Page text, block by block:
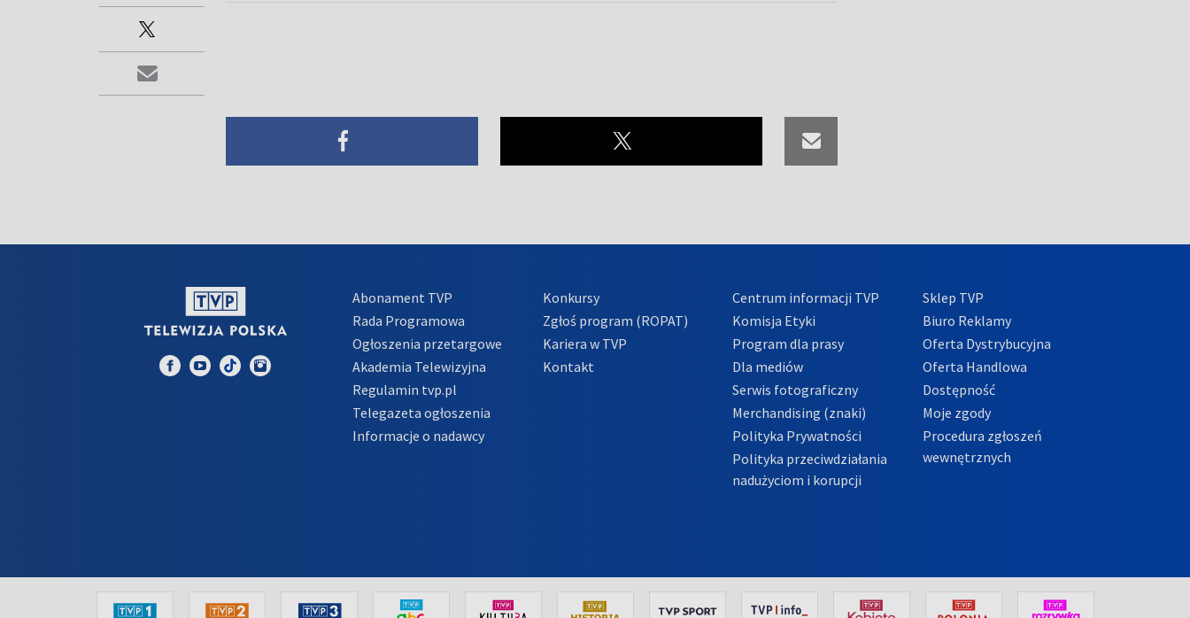
Abonament TVP
Rada Programowa
Ogłoszenia przetargowe
Akademia Telewizyjna
Regulamin tvp.pl
Telegazeta ogłoszenia
Informacje o nadawcy
Konkursy
Zgłoś program (ROPAT)
Kariera w TVP
Kontakt
Centrum informacji TVP
Komisja Etyki
Program dla prasy
Dla mediów
Serwis fotograficzny
Merchandising (znaki)
Polityka Prywatności
Polityka przeciwdziałania
nadużyciom i korupcji
Sklep TVP
Biuro Reklamy
Oferta Dystrybucyjna
Oferta Handlowa
Dostępność
Moje zgody
Procedura zgłoszeń
wewnętrznych